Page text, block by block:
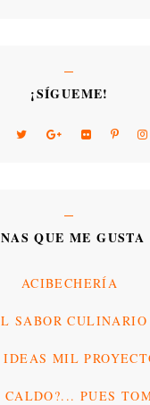
¡SÍGUEME!
QUE ME
ACIBECHERÍA
SABOR CULINARIO
MIL
CALDO?... PUES